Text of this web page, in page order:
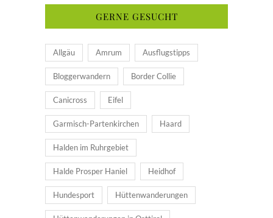
GERNE GESUCHT
Allgäu Amrum Ausflugstipps
Bloggerwandern Border Collie
Canicross Eifel
Garmisch-Partenkirchen Haard
Halden im Ruhrgebiet
Halde Prosper Haniel Heidhof
Hundesport Hüttenwanderungen